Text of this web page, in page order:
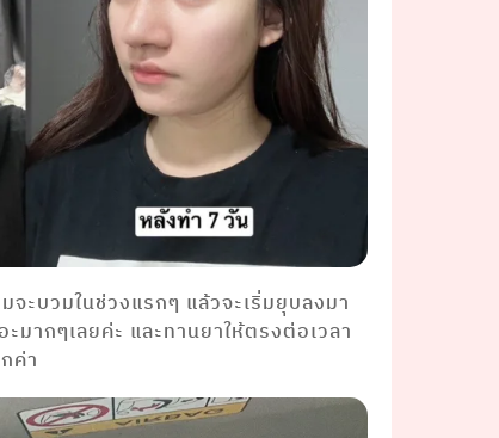
ะบวมในช่วงแรกๆ แล้วจะเริ่มยุบลงมา
มากๆเลยค่ะ และทานยาให้ตรงต่อเวลา
ค่า